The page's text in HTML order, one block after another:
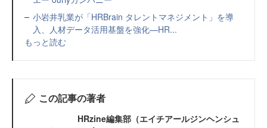
小岩井乳業が「HRBrain タレントマネジメント」を導
入、人材データ活用基盤を強化—HR...
もっと読む
この記事の著者
HRzine編集部（エイチアールジンヘンシュ